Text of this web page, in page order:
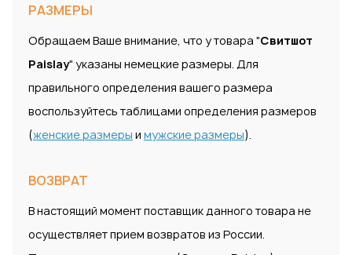
РАЗМЕРЫ
Обращаем Ваше внимание, что у товара "Свитшот
Paislay" указаны немецкие размеры. Для
правильного определения вашего размера
воспользуйтесь таблицами определения размеров
(женские размеры и мужские размеры).
ВОЗВРАТ
В настоящий момент поставщик данного товара не
осуществляет прием возвратов из России.